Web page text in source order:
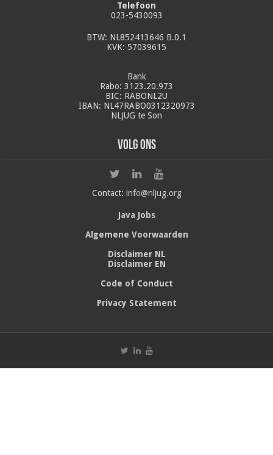
Telefoon
023-5430093
BTW: NL852413646 B.0.1
KVK: 57039615
Bank
Rabo: 3123.20.973
BIC: RABONL2U
IBAN: NL47RABO0312320973
NLJUG te Son
Volg ons
Contact: info@nljug.org
Java Jobs
Algemene Voorwaarden
Disclaimer NL
Disclaimer EN
Code of Conduct
Privacy Statement